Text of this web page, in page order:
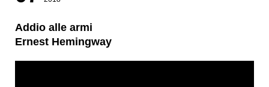
Addio alle armi
Ernest Hemingway